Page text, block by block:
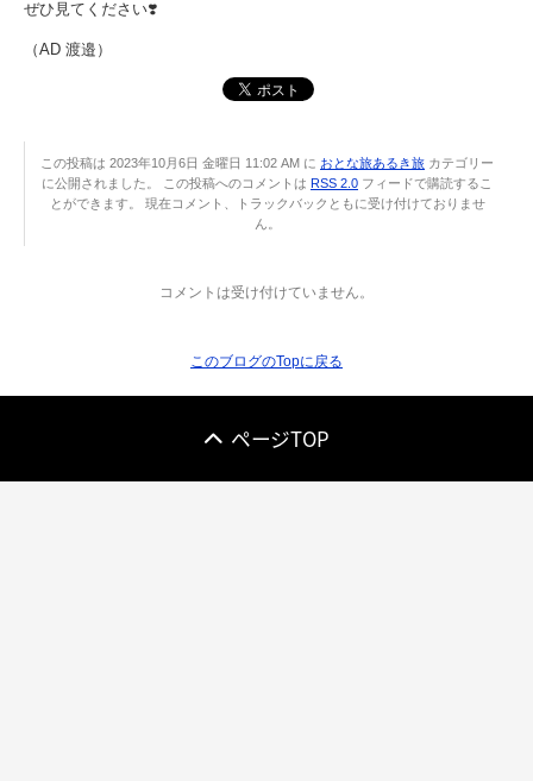
ぜひ見てください❣️
（AD 渡邉）
この投稿は 2023年10月6日 金曜日 11:02 AM に おとな旅あるき旅 カテゴリー
に公開されました。 この投稿へのコメントは RSS 2.0 フィードで購読するこ
とができます。 現在コメント、トラックバックともに受け付けておりませ
ん。
コメントは受け付けていません。
このブログのTopに戻る
ページTOP